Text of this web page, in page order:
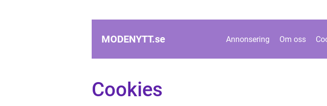
MODENYTT.se Annonsering Om oss
Cookies